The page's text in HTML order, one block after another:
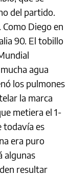
del partido.
Diego en
90. El tobillo
agua
los pulmones
la marca
metiera el 1-
todavía es
era puro
algunas
resultar